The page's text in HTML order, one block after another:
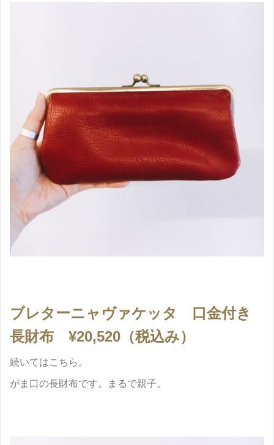
ブレターニャヴァケッタ 口金付き
長財布 ¥20,520（税込み）
続いてはこちら。
がま口の長財布です。まるで親子。